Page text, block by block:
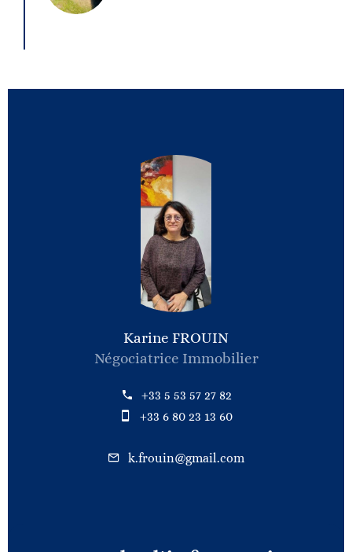
Karine FROUIN
Négociatrice Immobilier
+33 5 53 57 27 82
+33 6 80 23 13 60
k.frouin@gmail.com